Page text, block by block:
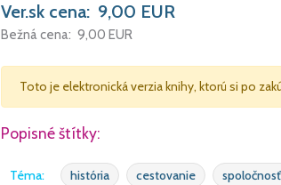
Ver.sk cena: 9,00 EUR
Bežná cena: 9,00 EUR
Toto je elektronická verzia knihy, ktorú si po
Popisné štítky:
Téma: história cestovanie